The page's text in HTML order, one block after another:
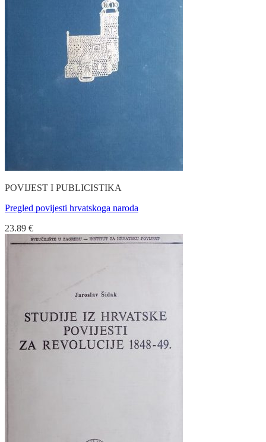
POVIJEST I PUBLICISTIKA
Pregled povijesti hrvatskoga naroda
23.89 €